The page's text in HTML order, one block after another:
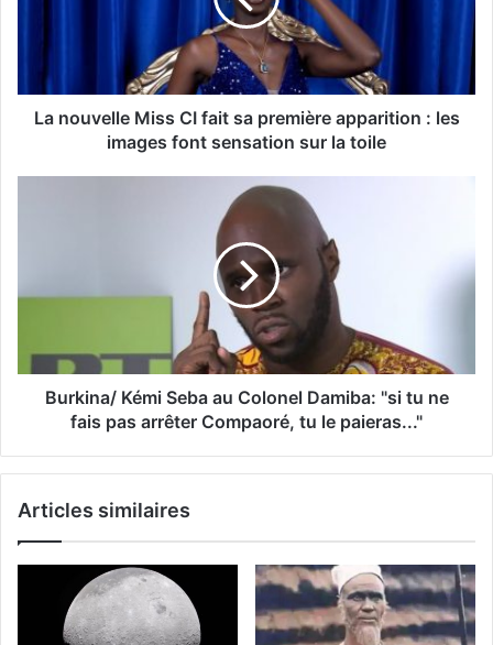
La nouvelle Miss CI fait sa première apparition : les
images font sensation sur la toile
Burkina/ Kémi Seba au Colonel Damiba: "si tu ne
fais pas arrêter Compaoré, tu le paieras..."
Articles similaires